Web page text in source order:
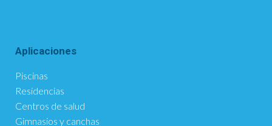
Aplicaciones
Piscinas
Residencias
Centros de salud
Gimnasios y canchas